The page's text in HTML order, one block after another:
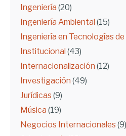
Ingeniería (20)
Ingeniería Ambiental (15)
Ingeniería en Tecnologías
Institucional (43)
Internacionalización (12)
Investigación (49)
Jurídicas (9)
Música (19)
Negocios Internacionales (9)